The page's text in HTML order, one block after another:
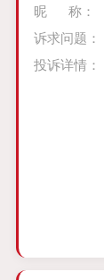
昵 称：
诉求问题：
投诉详情：